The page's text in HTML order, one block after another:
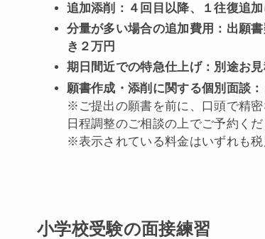
追加添削：４回目以降、１往復追
分量が多い場合の追加費用：出願
き２万円
期日間近での特急仕上げ：別途お見
願書作成・添削に関する個別面談
※ご提出の願書を前に、口頭で精
日程調整のご相談の上でご予約くだ
※表示されている料金はいずれも税
小学校受験の面接練習